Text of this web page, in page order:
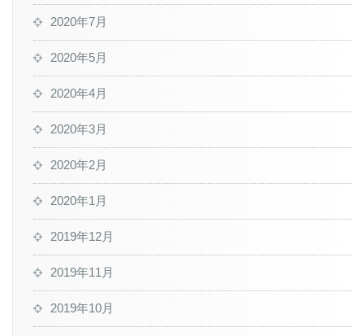
2020年7月
2020年5月
2020年4月
2020年3月
2020年2月
2020年1月
2019年12月
2019年11月
2019年10月